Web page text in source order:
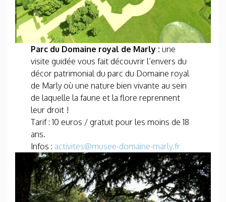
Parc du Domaine royal de Marly :une
visite guidée vous fait découvrir l’envers du
décor patrimonial du parc du Domaine royal
de Marly où une nature bien vivante au sein
de laquelle la faune et la flore reprennent
leur droit !
Tarif : 10 euros / gratuit pour les moins de 18
ans.
Infos : activites@musee-domaine-marly.fr